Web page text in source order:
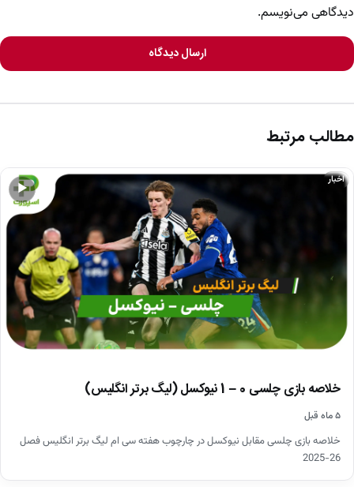
دیدگاهی می‌نویسم.
ارسال دیدگاه
مطالب مرتبط
▶
اخبار
خلاصه بازی چلسی 0 – 1 نیوکسل (لیگ برتر انگلیس)
۵ ماه قبل
خلاصه بازی چلسی مقابل نیوکسل در چارچوب هفته سی ام لیگ برتر انگلیس فصل
26-2025